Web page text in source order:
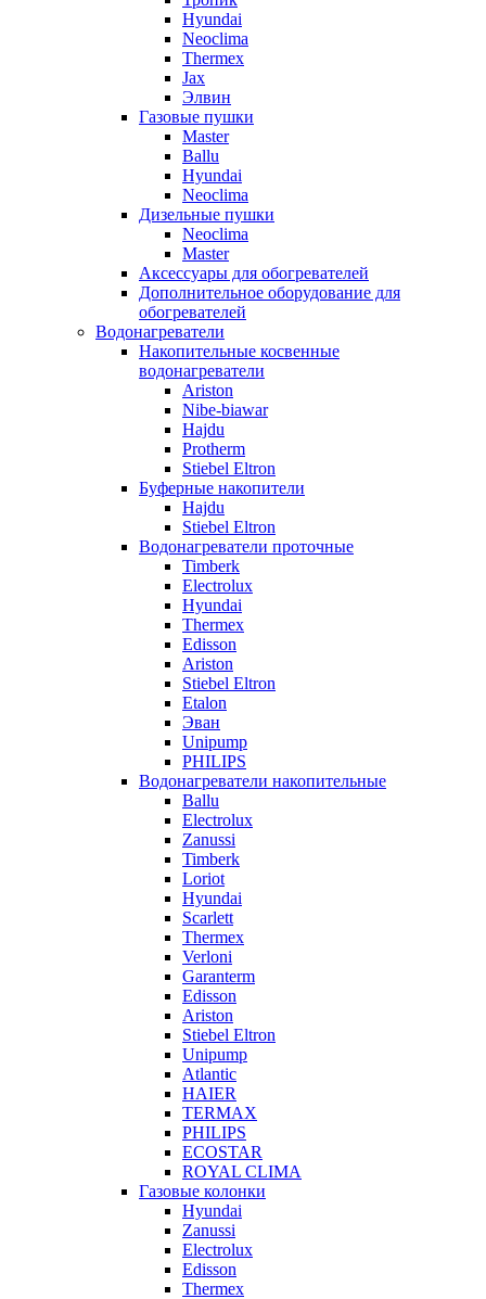
Hyundai
Neoclima
Thermex
Jax
Элвин
Газовые пушки
Master
Ballu
Hyundai
Neoclima
Дизельные пушки
Neoclima
Master
Аксессуары для обогревателей
Дополнительное оборудование для
обогревателей
Водонагреватели
Накопительные косвенные
водонагреватели
Ariston
Nibe-biawar
Hajdu
Protherm
Stiebel Eltron
Буферные накопители
Hajdu
Stiebel Eltron
Водонагреватели проточные
Timberk
Electrolux
Hyundai
Thermex
Edisson
Ariston
Stiebel Eltron
Etalon
Эван
Unipump
PHILIPS
Водонагреватели накопительные
Ballu
Electrolux
Zanussi
Timberk
Loriot
Hyundai
Scarlett
Thermex
Verloni
Garanterm
Edisson
Ariston
Stiebel Eltron
Unipump
Atlantic
HAIER
TERMAX
PHILIPS
ECOSTAR
ROYAL CLIMA
Газовые колонки
Hyundai
Zanussi
Electrolux
Edisson
Thermex